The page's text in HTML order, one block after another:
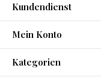
Kundendienst
Mein Konto
Kategorien